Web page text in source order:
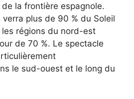
la frontière espagnole.
verra plus de 90 % du Soleil
régions du nord-est
de 70 %. Le spectacle
le sud-ouest et le long du